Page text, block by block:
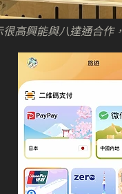
高興能與八達通合作